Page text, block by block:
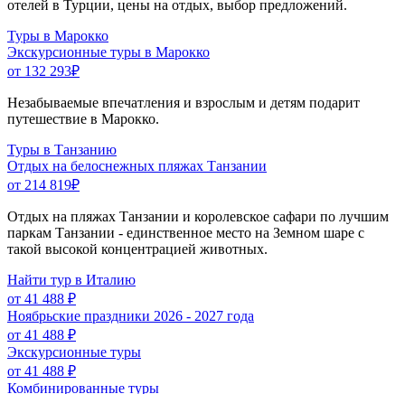
отелей в Турции, цены на отдых, выбор предложений.
Туры в Марокко
Экскурсионные туры в Марокко
от 132 293₽
Незабываемые впечатления и взрослым и детям подарит
путешествие в Марокко.
Туры в Танзанию
Отдых на белоснежных пляжах Танзании
от 214 819₽
Отдых на пляжах Танзании и королевское сафари по лучшим
паркам Танзании - единственное место на Земном шаре с
такой высокой концентрацией животных.
Найти тур в Италию
от 41 488 ₽
Ноябрьские праздники 2026 - 2027 года
от 41 488 ₽
Экскурсионные туры
от 41 488 ₽
Комбинированные туры